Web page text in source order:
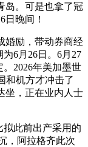
岛。可是也拿了冠
晚间！
励，带动券商经
6月26日。6月27
。2026年美加墨世
和机方才冲击了
坐，正在业内人士
此前出产采用的
，阿拉格齐此次